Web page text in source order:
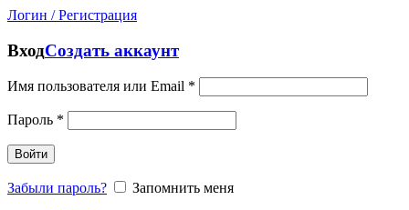
Логин / Регистрация
ВходСоздать аккаунт
Имя пользователя или Email *
Пароль *
Войти
Забыли пароль?
Запомнить меня